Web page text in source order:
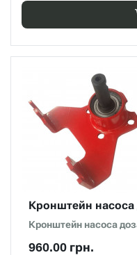
Кронштейн насоса
Кронштейн насоса
960.00 грн.